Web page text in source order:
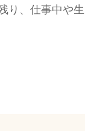
り、仕事中や生